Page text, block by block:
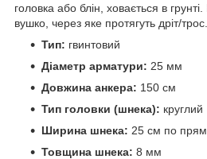
головка або блін, ховається в
вушко, через яке протягуть дріт/трос.
Тип: гвинтовий
Діаметр арматури: 25 мм
Довжина анкера: 150 см
Тип головки (шнека): круглий
Ширина шнека: 25 см по
Товщина шнека: 8 мм